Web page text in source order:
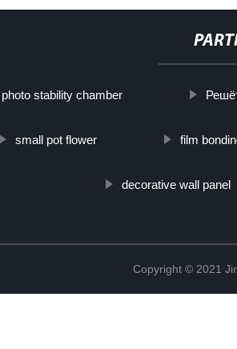
photo stability chamber
small pot flower film
decorative wall panel
Copyright © 2021